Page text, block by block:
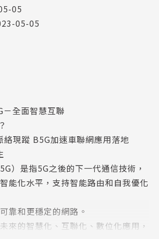
05
05-05
全面智慧互聯
絡現蹤 B5G加速車聯網應用落地
）是指5G之後的下一代通信技術，
能化水平，支持智能路由和自我優化
靠和更穩定的網路。
來的智慧化、互聯化、數位化應用，